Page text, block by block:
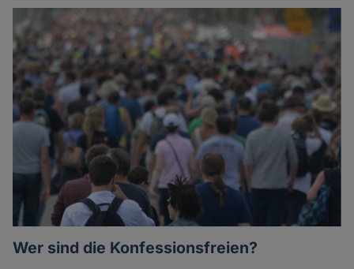
Wer sind die Konfessionsfreien?